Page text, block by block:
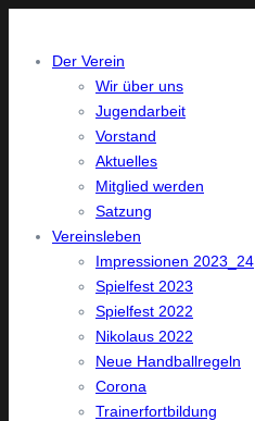
Der Verein
Wir über uns
Jugendarbeit
Vorstand
Aktuelles
Mitglied werden
Satzung
Vereinsleben
Impressionen 2023_24
Spielfest 2023
Spielfest 2022
Nikolaus 2022
Neue Handballregeln
Corona
Trainerfortbildung